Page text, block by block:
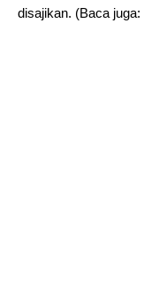
disajikan. (Baca juga: